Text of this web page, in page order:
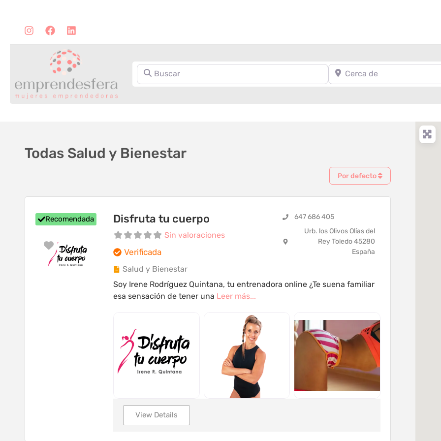
Buscar Cerca de
Todas Salud y Bienestar
Por defecto
Recomendada
Favorito
Disfruta tu cuerpo
Sin valoraciones
Verificada
Salud y Bienestar
647 686 405
Urb. los Olivos Olías del
Rey Toledo 45280
España
Soy Irene Rodríguez Quintana, tu entrenadora online ¿Te suena familiar
esa sensación de tener una Leer más...
View Details